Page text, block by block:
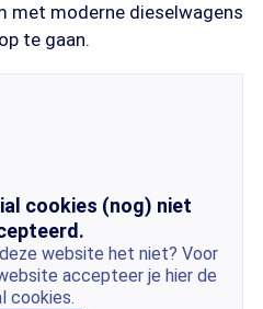
met moderne dieselwagens
te gaan.
cookies (nog) niet
website het niet? Voor
accepteer je hier de
cookies.